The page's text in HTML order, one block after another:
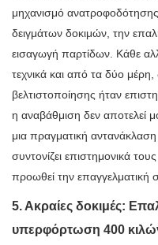
μηχανισμό
δειγμάτων δοκιμών, την
εισαγωγή παρτίδων. Κάθε
τεχνικά και από τα δύο μέρη,
βελτιστοποίησης ήταν
η αναβάθμιση δεν αποτελεί
μια πραγματική
συντονίζει επιστημονικά
προωθεί την επαγγελματική
5. Ακραίες δοκιμές:
υπερφόρτωση 400